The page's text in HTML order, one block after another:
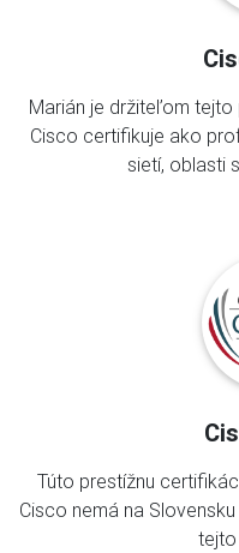
Marián je držiteľom
Cisco certifikuje ako
sietí, oblasti
Túto prestížnu
Cisco nemá na
tejto